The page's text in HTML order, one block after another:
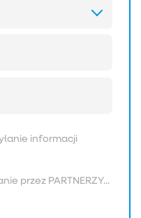
informacji
przez PARTNERZY...